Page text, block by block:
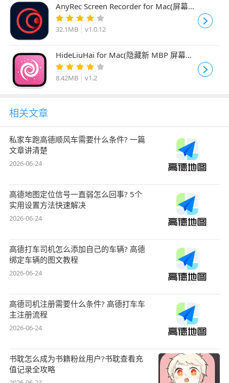
AnyRec Screen Recorder for Mac(屏幕录
像软件) v1.0.12 直装激活版
32.1MB v1.0.12
HideLiuHai for Mac(隐藏新 MBP 屏幕刘
海) v1.2 中文版 支持M1
8.42MB v1.2
相关文章
私家车跑高德顺风车需要什么条件? 一篇
文章讲清楚
2026-06-24
高德地图定位信号一直弱怎么回事? 5个
实用设置方法快速解决
2026-06-24
高德打车司机怎么添加自己的车辆? 高德
绑定车辆的图文教程
2026-06-24
高德司机注册需要什么条件? 高德打车车
主注册流程
2026-06-24
书耽怎么成为书籍粉丝用户?书耽查看充
值记录全攻略